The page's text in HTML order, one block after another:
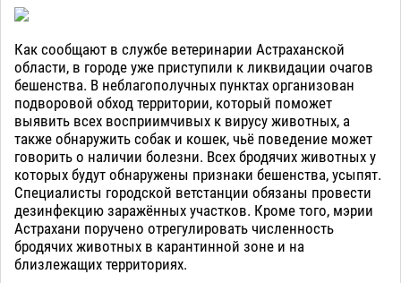
Как сообщают в службе ветеринарии Астраханской
области, в городе уже приступили к ликвидации очагов
бешенства. В неблагополучных пунктах организован
подворовой обход территории, который поможет
выявить всех восприимчивых к вирусу животных, а
также обнаружить собак и кошек, чьё поведение может
говорить о наличии болезни. Всех бродячих животных у
которых будут обнаружены признаки бешенства, усыпят.
Специалисты городской ветстанции обязаны провести
дезинфекцию заражённых участков. Кроме того, мэрии
Астрахани поручено отрегулировать численность
бродячих животных в карантинной зоне и на
близлежащих территориях.